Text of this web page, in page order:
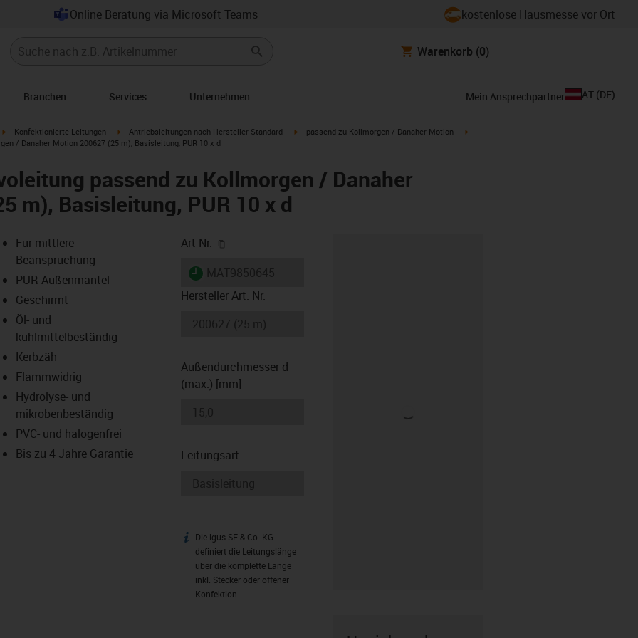
Online Beratung via Microsoft Teams kostenlose Hausmesse vor Ort
Warenkorb (0)
Branchen Services Unternehmen Mein Ansprechpartner AT (DE)
igus-icon-arrow-right
Konfektionierte Leitungen igus-icon-arrow-right
Antriebsleitungen nach Hersteller Standard igus-icon-arrow-right
passend zu Kollmorgen / Danaher Motion
/ Danaher Motion 200627 (25 m), Basisleitung, PUR 10 x d
passend zu Kollmorgen / Danaher
m), Basisleitung, PUR 10 x d
icon-lupe
icon-lupe
Für mittlere
Beanspruchung
PUR-Außenmantel
Geschirmt
Öl- und
kühlmittelbeständig
Kerbzäh
Flammwidrig
Hydrolyse- und
mikrobenbeständig
PVC- und halogenfrei
Bis zu 4 Jahre Garantie
Art-Nr.
igus-icon-lieferzeit
Hersteller Art. Nr.
Außendurchmesser d
(max.) [mm]
Leitungsart
igus-icon-info
Die igus SE & Co. KG
definiert die Leitungslänge
über die komplette Länge
inkl. Stecker oder offener
Konfektion.